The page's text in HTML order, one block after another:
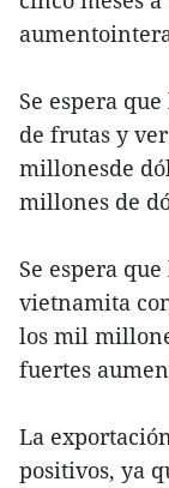
Se espera
de frutas y
millonesde
millones de
Se espera
vietnamita
los mil
fuertes
La
positivos, ya